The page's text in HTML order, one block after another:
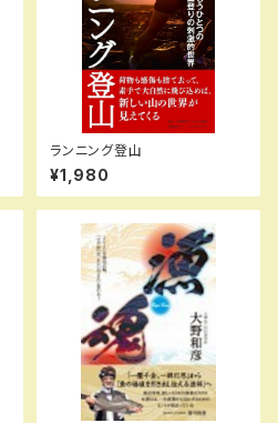
ランニング登山
¥1,980